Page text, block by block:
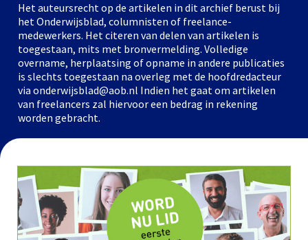
Het auteursrecht op de artikelen in dit archief berust bij
het Onderwijsblad, columnisten of freelance-
medewerkers. Het citeren van delen van artikelen is
toegestaan, mits met bronvermelding. Volledige
overname, herplaatsing of opname in andere publicaties
is slechts toegestaan na overleg met de hoofdredacteur
via onderwijsblad@aob.nl Indien het gaat om artikelen
van freelancers zal hiervoor een bedrag in rekening
worden gebracht.